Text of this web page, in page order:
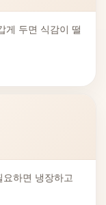
게 두면 식감이 떨
하면 냉장하고